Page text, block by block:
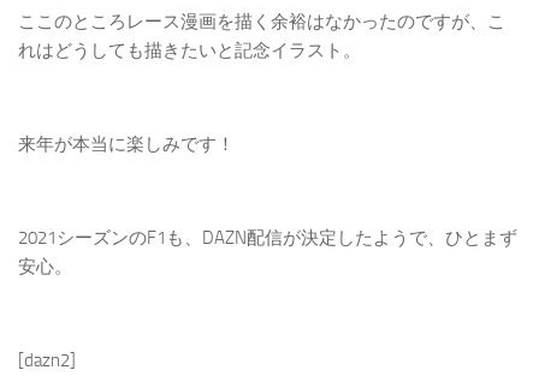
ここのところレース漫画を描く余裕はなかったのですが、こ
れはどうしても描きたいと記念イラスト。
来年が本当に楽しみです！
2021シーズンのF1も、DAZN配信が決定したようで、ひとまず
安心。
[dazn2]